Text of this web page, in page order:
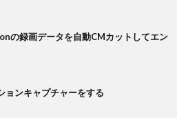
の録画データを自動CMカットしてエン
ンキャプチャーをする